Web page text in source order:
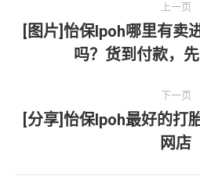
章
上一页
上
一
[图片]怡保lpoh哪里有卖
吗？货到付款，
下一页
下
一
文
[分享]怡保lpoh最好的打
网店